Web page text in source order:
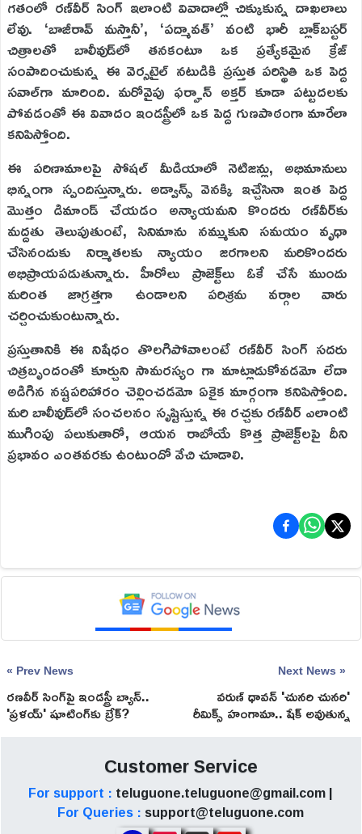
గతంలో రణ్‌వీర్ సింగ్ ఇలాంటి వివాదాల్లో చిక్కుకున్న దాఖలాలు
లేవు. ‘బాజీరావ్ మస్తానీ’, ‘పద్మావత్’ వంటి భారీ బ్లాక్‌బస్టర్
చిత్రాలతో బాలీవుడ్‌లో తనకంటూ ఒక ప్రత్యేకమైన క్రేజ్
సంపాదించుకున్న ఈ వెర్సటైల్ నటుడికి ప్రస్తుత పరిస్థితి ఒక పెద్ద
సవాల్‌గా మారింది. మరోవైపు ఫర్హాన్ అక్తర్ కూడా పట్టుదలకు
పోవడంతో ఈ వివాదం ఇండస్ట్రీలో ఒక పెద్ద గుణపాఠంగా మారేలా
కనిపిస్తోంది.
ఈ పరిణామాలపై సోషల్ మీడియాలో నెటిజన్లు, అభిమానులు
భిన్నంగా స్పందిస్తున్నారు. అడ్వాన్స్ వెనక్కి ఇచ్చేసినా ఇంత పెద్ద
మొత్తం డిమాండ్ చేయడం అన్యాయమని కొందరు రణ్‌వీర్‌కు
మద్దతు తెలుపుతుంటే, సినిమాను నమ్ముకుని సమయం వృధా
చేసినందుకు నిర్మాతలకు న్యాయం జరగాలని మరికొందరు
అభిప్రాయపడుతున్నారు. హీరోలు ప్రాజెక్ట్‌లు ఓకే చేసే ముందు
మరింత జాగ్రత్తగా ఉండాలని పరిశ్రమ వర్గాల వారు
చర్చించుకుంటున్నారు.
ప్రస్తుతానికి ఈ నిషేధం తొలగిపోవాలంటే రణ్‌వీర్ సింగ్ సదరు
చిత్రబృందంతో కూర్చుని సామరస్యం గా మాట్లాడుకోవడమో లేదా
అడిగిన నష్టపరిహారం చెల్లించడమో ఏకైక మార్గంగా కనిపిస్తోంది.
మరి బాలీవుడ్‌లో సంచలనం సృష్టిస్తున్న ఈ రచ్చకు రణ్‌వీర్ ఎలాంటి
ముగింపు పలుకుతారో, ఆయన రాబోయే కొత్త ప్రాజెక్ట్‌లపై దీని
ప్రభావం ఎంతవరకు ఉంటుందో వేచి చూడాలి.
« Prev News
రణవీర్ సింగ్‌పై ఇండస్ట్రీ బ్యాన్..
'ప్రళయ్' షూటింగ్‌కు బ్రేక్?
Next News »
వరుణ్ ధావన్ 'చునరి చునరి'
రీమిక్స్ హంగామా.. షేక్ అవుతున్న
సోషల్ మీడియా!
Customer Service
For support : teluguone.teluguone@gmail.com |
For Queries : support@teluguone.com